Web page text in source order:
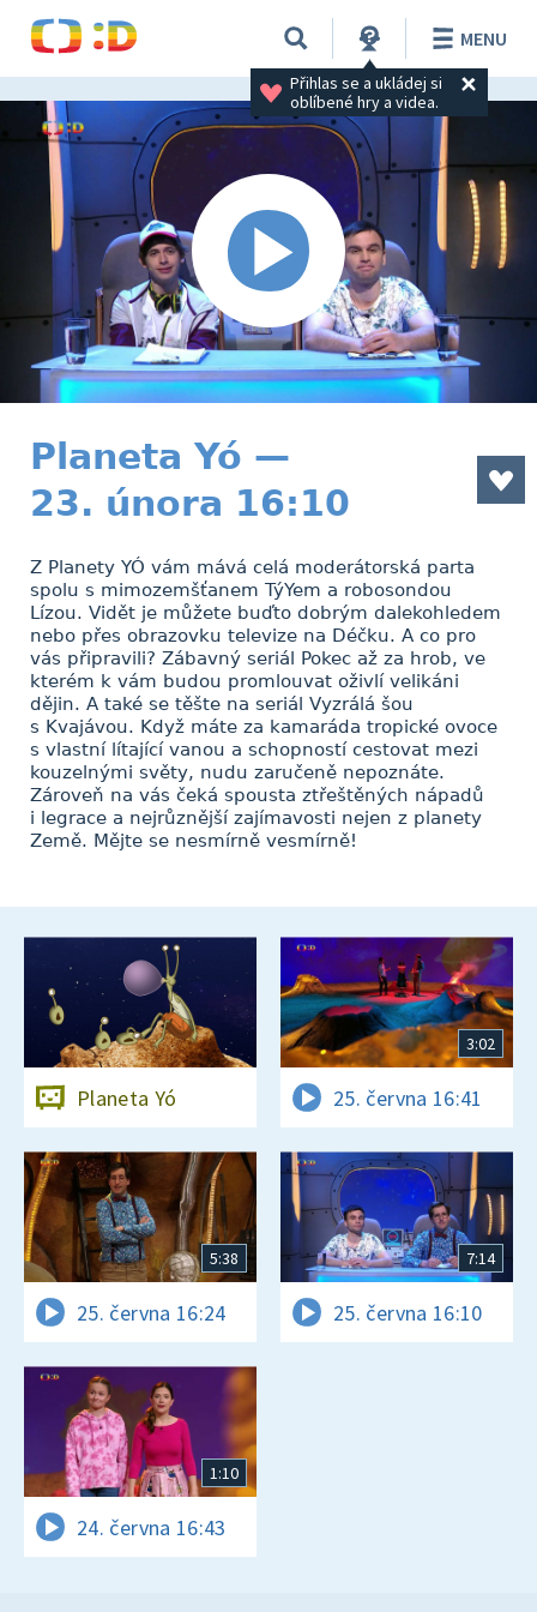
Přihlas se a ukládej si
oblíbené hry a videa.
MENU
Planeta Yó —
23. února 16:10
Z Planety YÓ vám mává celá moderátorská parta
spolu s mimozemšťanem TýYem a robosondou
Lízou. Vidět je můžete buďto dobrým dalekohledem
nebo přes obrazovku televize na Déčku. A co pro
vás připravili? Zábavný seriál Pokec až za hrob, ve
kterém k vám budou promlouvat oživlí velikáni
dějin. A také se těšte na seriál Vyzrálá šou
s Kvajávou. Když máte za kamaráda tropické ovoce
s vlastní lítající vanou a schopností cestovat mezi
kouzelnými světy, nudu zaručeně nepoznáte.
Zároveň na vás čeká spousta ztřeštěných nápadů
i legrace a nejrůznější zajímavosti nejen z planety
Země. Mějte se nesmírně vesmírně!
Planeta Yó
3:02
25. června 16:41
5:38
25. června 16:24
7:14
25. června 16:10
1:10
24. června 16:43